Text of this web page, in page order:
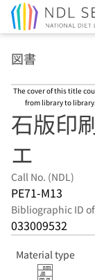
図書
The cover of this title
from library to library.
石版印
エ
Call No. (NDL)
PE71-M13
Bibliographic ID
033009532
Material type